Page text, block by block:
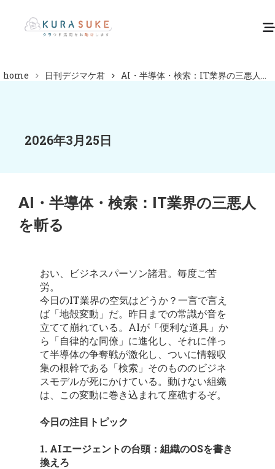
home 日刊デジマケ君 AI・半導体・検索：IT業界の三悪人...
2026年3月25日
AI・半導体・検索：IT業界の三悪人
を斬る
おい、ビジネスパーソン諸君。毎度ご苦
労。
今日のIT業界の空気はどうか？一言で言え
ば「地殻変動」だ。昨日までの常識が音を
立てて崩れている。AIが「便利な道具」か
ら「自律的な同僚」に進化し、それに伴っ
て半導体の争奪戦が激化し、ついに情報収
集の根幹である「検索」そのもののビジネ
スモデルが死にかけている。動けない組織
は、この変動に巻き込まれて座礁するぞ。
今日の注目トピック
1. AIエージェントの台頭：組織のOSを書き
換えろ